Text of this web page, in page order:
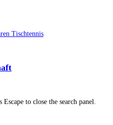
Escape to close the search panel.